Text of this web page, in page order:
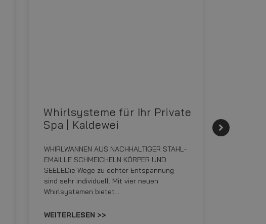
Whirlsysteme für Ihr Private
Spa | Kaldewei
WHIRLWANNEN AUS NACHHALTIGER STAHL-
EMAILLE SCHMEICHELN KÖRPER UND
SEELEDie Wege zu echter Entspannung
sind sehr individuell. Mit vier neuen
Whirlsystemen bietet…
WEITERLESEN >>